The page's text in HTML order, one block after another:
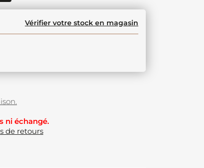
Vérifier votre stock en magasin
ni échangé.
de retours